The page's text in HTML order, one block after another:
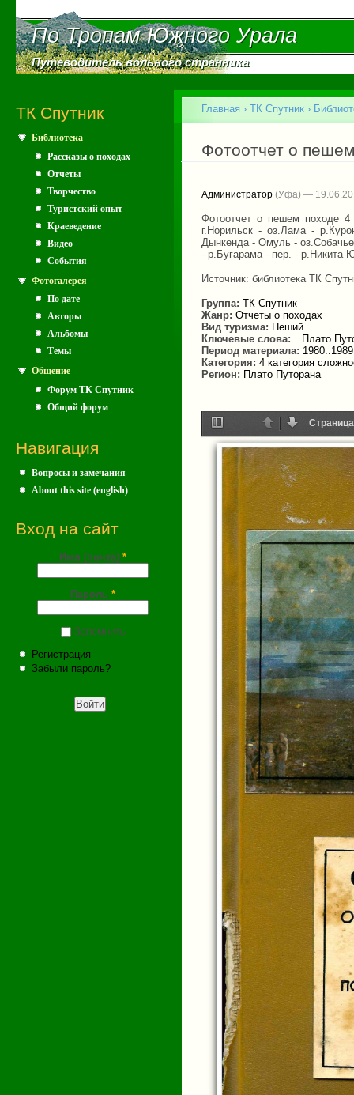
По Тропам Южного Урала
По Тропам Южного Урала
Путеводитель вольного странника
Путеводитель вольного странника
ТК Спутник
Библиотека
Рассказы о походах
Отчеты
Творчество
Туристский опыт
Краеведение
Видео
События
Фотогалерея
По дате
Авторы
Альбомы
Темы
Общение
Форум ТК Спутник
Общий форум
Навигация
Вопросы и замечания
About this site (english)
Вход на сайт
Имя (почта) *
Пароль *
Запомнить
Регистрация
Забыли пароль?
Вы здесь
Главная › ТК Спутник ›
Фотоотчет о
Администратор (Уфа) —
Фотоотчет о пешем походе 4
г.Норильск - оз.Лама -
Дынкенда - Омуль -
- р.Бугарама - пер. - р.Никита-
Источник: библиотека ТК
Группа: ТК Спутник
Жанр: Отчеты о походах
Вид туризма: Пеший
Ключевые слова:
Плато
Период материала: 1980..1989
Категория: 4 категория
Регион: Плато Путорана
Toggle
Sidebar
НазадДалее